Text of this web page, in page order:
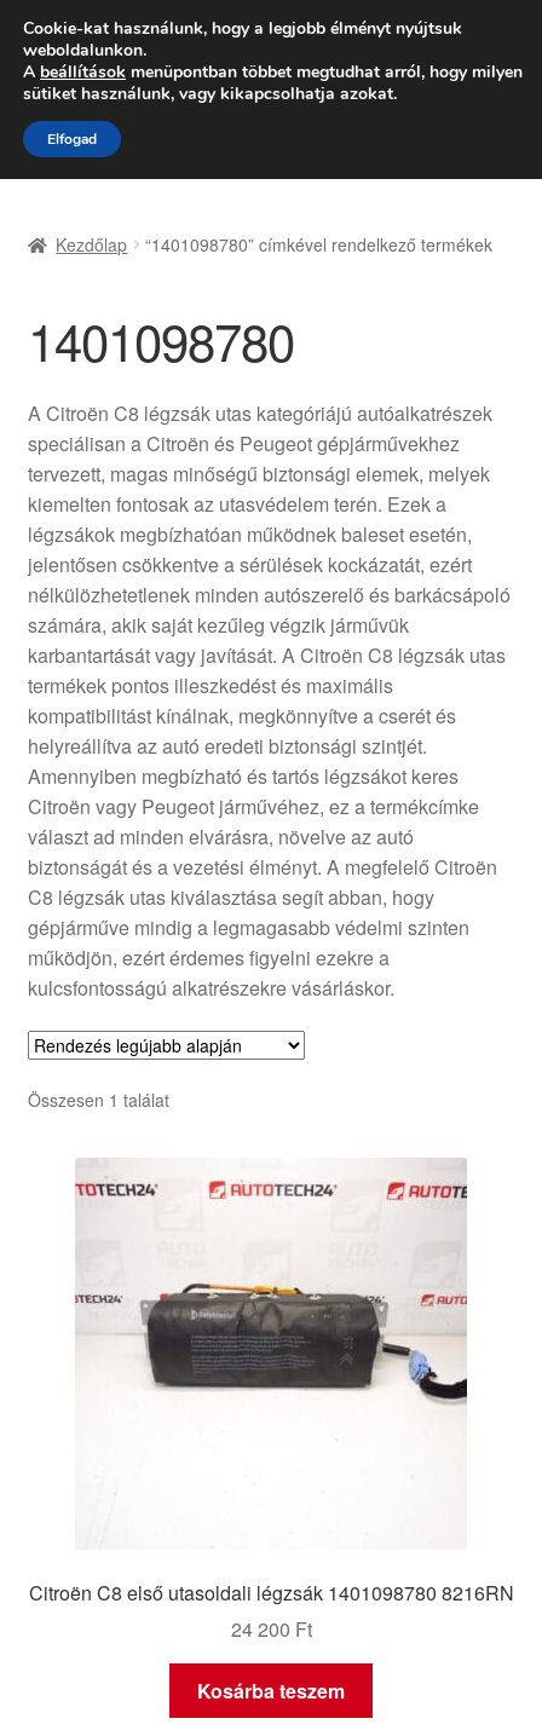
SZÁLLÍTÁS 2618 Ft-tól
Hétfő-Péntek 9:00–16:0006 80 088 054
Ugrás
a
navigációhoz
Kilépés
a
tartalomba
Adatvédelmi irányelvek
Felhasználási feltételek
Kifizetések
Panasz
Panaszkezelési szabályzat
Pénztár
Rólunk
Saját fiókom
Szállítás
Szállítás világszerte
Szekér
Kezdőlap “1401098780” címkével rendelkező termékek
1401098780
A Citroën C8 légzsák utas kategóriájú autóalkatrészek
speciálisan a Citroën és Peugeot gépjárművekhez
tervezett, magas minőségű biztonsági elemek, melyek
kiemelten fontosak az utasvédelem terén. Ezek a
légzsákok megbízhatóan működnek baleset esetén,
jelentősen csökkentve a sérülések kockázatát, ezért
nélkülözhetetlenek minden autószerelő és barkácsápoló
számára, akik saját kezűleg végzik járművük
karbantartását vagy javítását. A Citroën C8 légzsák utas
termékek pontos illeszkedést és maximális
kompatibilitást kínálnak, megkönnyítve a cserét és
helyreállítva az autó eredeti biztonsági szintjét.
Amennyiben megbízható és tartós légzsákot keres
Citroën vagy Peugeot járművéhez, ez a termékcímke
választ ad minden elvárásra, növelve az autó
biztonságát és a vezetési élményt. A megfelelő Citroën
C8 légzsák utas kiválasztása segít abban, hogy
gépjárműve mindig a legmagasabb védelmi szinten
működjön, ezért érdemes figyelni ezekre a
kulcsfontosságú alkatrészekre vásárláskor.
Összesen 1 találat
Citroën C8 első utasoldali légzsák 1401098780 8216RN
24 200 Ft
Kosárba teszem
Cookie-kat használunk, hogy a legjobb élményt nyújtsuk
weboldalunkon.
A beállítások menüpontban többet megtudhat arról, hogy milyen
sütiket használunk, vagy kikapcsolhatja azokat.
Elfogad